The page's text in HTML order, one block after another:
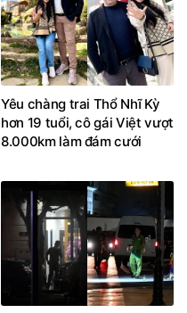
Yêu chàng trai Thổ Nhĩ Kỳ
hơn 19 tuổi, cô gái Việt vượt
8.000km làm đám cưới